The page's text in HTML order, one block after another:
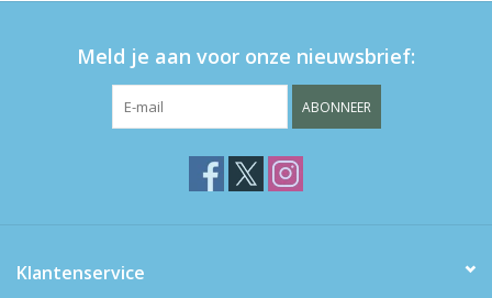
Meld je aan voor onze nieuwsbrief:
ABONNEER
Klantenservice